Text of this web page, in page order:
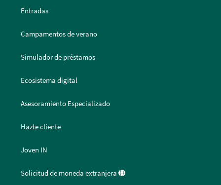
Entradas
Campamentos de verano
Simulador de préstamos
Ecosistema digital
Asesoramiento Especializado
Hazte cliente
Joven IN
Solicitud de moneda extranjera